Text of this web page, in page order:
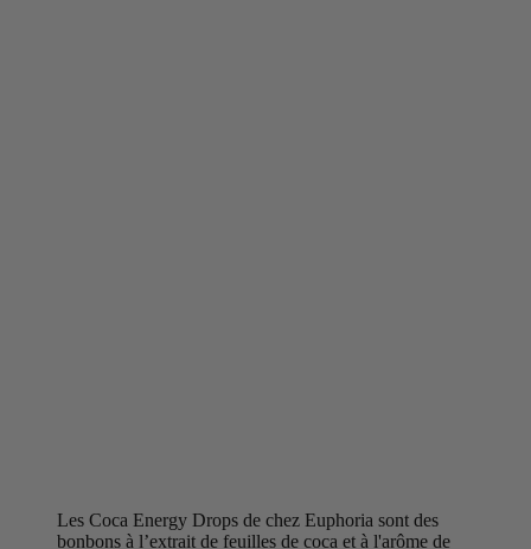
Les Coca Energy Drops de chez Euphoria sont des
bonbons à l’extrait de feuilles de coca et à l'arôme de